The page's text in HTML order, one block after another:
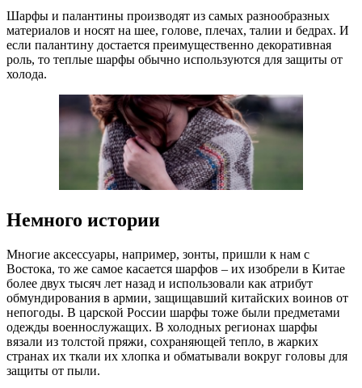
Шарфы и палантины производят из самых разнообразных
материалов и носят на шее, голове, плечах, талии и бедрах. И
если палантину достается преимущественно декоративная
роль, то теплые шарфы обычно используются для защиты от
холода.
Немного истории
Многие аксессуары, например, зонты, пришли к нам с
Востока, то же самое касается шарфов – их изобрели в Китае
более двух тысяч лет назад и использовали как атрибут
обмундирования в армии, защищавший китайских воинов от
непогоды. В царской России шарфы тоже были предметами
одежды военнослужащих. В холодных регионах шарфы
вязали из толстой пряжи, сохраняющей тепло, в жарких
странах их ткали их хлопка и обматывали вокруг головы для
защиты от пыли.